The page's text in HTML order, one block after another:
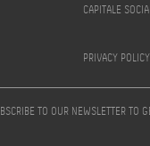
CAPITALE
PRIVACY POLICY
TO OUR NEWSLETTER TO